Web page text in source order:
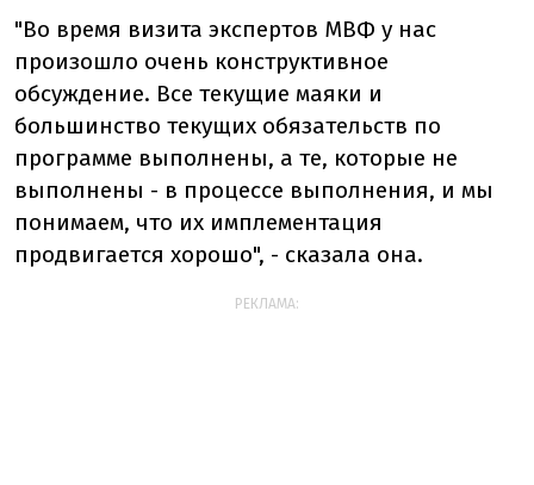
"Во время визита экспертов МВФ у нас
произошло очень конструктивное
обсуждение. Все текущие маяки и
большинство текущих обязательств по
программе выполнены, а те, которые не
выполнены - в процессе выполнения, и мы
понимаем, что их имплементация
продвигается хорошо", - сказала она.
РЕКЛАМА: